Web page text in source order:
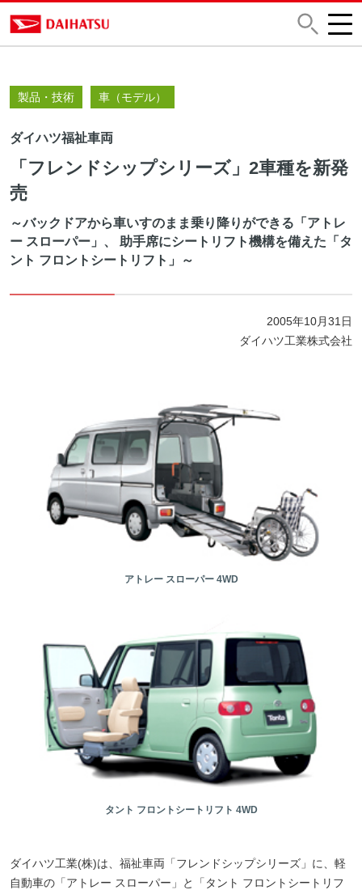
製品・技術 車（モデル）
ダイハツ福祉車両
「フレンドシップシリーズ」2車種を新発
売
～バックドアから車いすのまま乗り降りができる「アトレ
ー スローパー」、 助手席にシートリフト機構を備えた「タ
ント フロントシートリフト」～
2005年10月31日
ダイハツ工業株式会社
アトレー スローパー 4WD
タント フロントシートリフト 4WD
ダイハツ工業(株)は、福祉車両「フレンドシップシリーズ」に、軽
自動車の「アトレー スローパー」と「タント フロントシートリフ